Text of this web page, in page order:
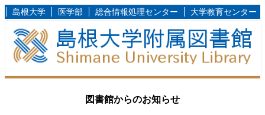
島根大学 医学部 総合情報処理センター 大学教育センター
図書館からのお知らせ